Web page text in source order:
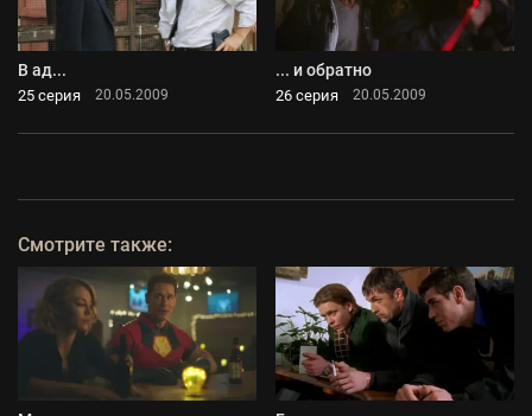
В ад...
25 серия 20.05.2009
... и обратно
26 серия 20.05.2009
Смотрите также: